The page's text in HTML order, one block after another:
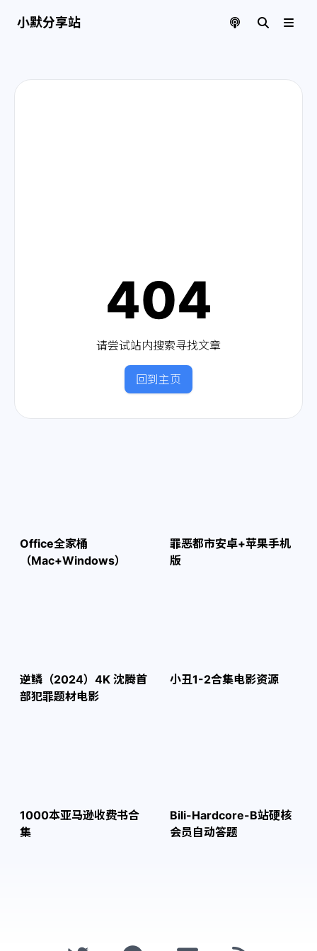
小默分享站
404
请尝试站内搜索寻找文章
回到主页
Office全家桶
（Mac+Windows）
罪恶都市安卓+苹果手机
版
逆鳞（2024）4K 沈腾首
部犯罪题材电影
小丑1-2合集电影资源
1000本亚马逊收费书合
集
Bili-Hardcore-B站硬核
会员自动答题